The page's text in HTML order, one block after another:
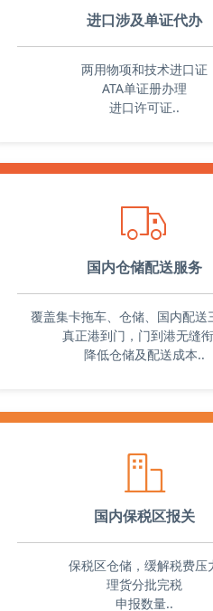
两用物项和技术进口证
ATA单证册办理
进口许可证..
进口涉及单证代办
覆盖集卡拖车、仓储、国内配送
真正港到门，门到港无缝
降低仓储及配送成本..
国内仓储配送服务
ꄉ
保税区仓储，缓解税费压
理货分批完税
申报数量..
国内保税区报关
ꀶ